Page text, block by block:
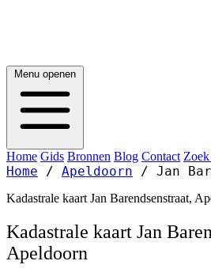
Menu openen
Home Gids Bronnen Blog Contact
Home / Apeldoorn / Jan
Kadastrale kaart Jan Barendsenstraat,
Kadastrale kaart Jan
Apeldoorn